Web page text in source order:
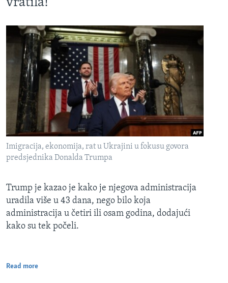
vratila!
Imigracija, ekonomija, rat u Ukrajini u fokusu govora
predsjednika Donalda Trumpa
Trump je kazao je kako je njegova administracija
uradila više u 43 dana, nego bilo koja
administracija u četiri ili osam godina, dodajući
kako su tek počeli.
Read more